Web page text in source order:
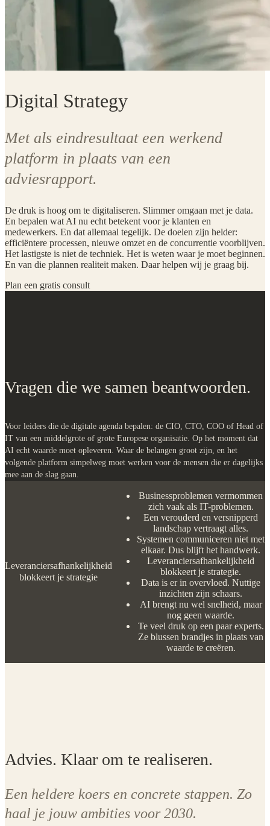
Digital Strategy
Met als eindresultaat een werkend
platform in plaats van een
adviesrapport.
De druk is hoog om te digitaliseren. Slimmer omgaan met je data.
En bepalen wat AI nu echt betekent voor je klanten en
medewerkers. En dat allemaal tegelijk. De doelen zijn helder:
efficiëntere processen, nieuwe omzet en de concurrentie voorblijven.
Het lastigste is niet de techniek. Het is weten waar je moet beginnen.
En van die plannen realiteit maken. Daar helpen wij je graag bij.
Plan een gratis consult
Vragen die we samen beantwoorden.
Voor leiders die de digitale agenda bepalen: de CIO, CTO, COO of Head of
IT van een middelgrote of grote Europese organisatie. Op het moment dat
AI echt waarde moet opleveren. Waar de belangen groot zijn, en het
volgende platform simpelweg moet werken voor de mensen die er dagelijks
mee aan de slag gaan.
Leveranciersafhankelijkheid
blokkeert je strategie.
Businessproblemen vermommen
zich vaak als IT-problemen.
Een verouderd en versnipperd
landschap vertraagt alles.
Systemen communiceren niet met
elkaar. Dus blijft het handwerk.
Leveranciersafhankelijkheid
blokkeert je strategie.
Data is er in overvloed. Nuttige
inzichten zijn schaars.
AI brengt nu wel snelheid, maar
nog geen waarde.
Te veel druk op een paar experts.
Ze blussen brandjes in plaats van
waarde te creëren.
Advies. Klaar om te realiseren.
Een heldere koers en concrete stappen. Zo
haal je jouw ambities voor 2030.